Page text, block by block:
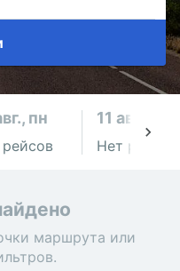
пн 11 авг., вт
Нет рейсов
маршрута или